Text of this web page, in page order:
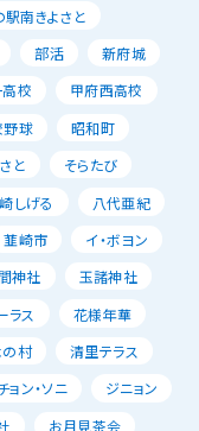
駅南きよさと
部活
新府城
校
甲府西高校
野球
昭和町
と
そらたび
しげる
八代亜紀
韮崎市
イ・ボヨン
神社
玉諸神社
ラス
花様年華
村
清里テラス
ョン・ソニ
ジニョン
お月見茶会